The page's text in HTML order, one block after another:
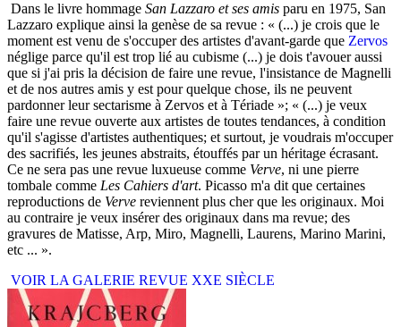
Dans le livre hommage San Lazzaro et ses amis paru en 1975, San
Lazzaro explique ainsi la genèse de sa revue : « (...) je crois que le
moment est venu de s'occuper des artistes d'avant-garde que Zervos
néglige parce qu'il est trop lié au cubisme (...) je dois t'avouer aussi
que si j'ai pris la décision de faire une revue, l'insistance de Magnelli
et de nos autres amis y est pour quelque chose, ils ne peuvent
pardonner leur sectarisme à Zervos et à Tériade »; « (...) je veux
faire une revue ouverte aux artistes de toutes tendances, à condition
qu'il s'agisse d'artistes authentiques; et surtout, je voudrais m'occuper
des sacrifiés, les jeunes abstraits, étouffés par un héritage écrasant.
Ce ne sera pas une revue luxueuse comme Verve, ni une pierre
tombale comme Les Cahiers d'art. Picasso m'a dit que certaines
reproductions de Verve reviennent plus cher que les originaux. Moi
au contraire je veux insérer des originaux dans ma revue; des
gravures de Matisse, Arp, Miro, Magnelli, Laurens, Marino Marini,
etc ... ».
VOIR LA GALERIE REVUE XXE SIÈCLE